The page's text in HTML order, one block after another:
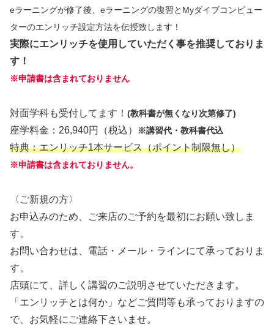
eラーニングが修了後、eラーニングの復習とMyダイブコンピュー
ターのエンリッチ設定方法を伝授致します！
実際にエンリッチを使用していただく事を推奨しておりま
す！
※申請書は含まれておりません
対面学科も受付してます！ (教科書が無くなり次第修了)
座学料金：26,940円（税込） ※講習代・教科書代込
特典：エンリッチ1本サービス（ポイント制限無し）
※申請書は含まれておりません。
〈ご新規の方〉
お申込みのため、ご来店のご予約を最初にお願い致しま
す。
お問い合わせは、電話・メール・ラインにて承っておりま
す。
店頭にて、詳しく講習のご説明させていただきます。
「エンリッチとは何か」などご質問等も承っておりますの
で、お気軽にご連絡下さいませ。